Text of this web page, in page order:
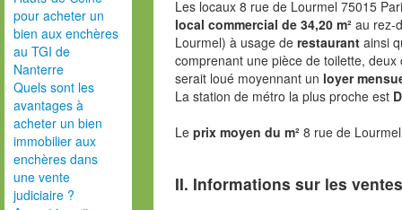
pour acheter un
bien aux enchères
au TGI de
Nanterre
Quels sont les
avantages à
acheter un bien
immobilier aux
enchères dans
une vente
judiciaire ?
Les locaux 8 rue de Lourmel 75015
local commercial de 34,20 m² au rez-
Lourmel) à usage de restaurantainsi
comprenant une pièce de toilette,
serait loué moyennant un loyer
La station de métro la plus proche est
Le prix moyen du m² 8 rue de
II. Informations sur les